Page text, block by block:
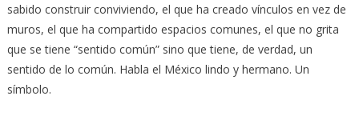
sabido construir conviviendo, el que ha creado vínculos en vez de
muros, el que ha compartido espacios comunes, el que no grita
que se tiene “sentido común” sino que tiene, de verdad, un
sentido de lo común. Habla el México lindo y hermano. Un
símbolo.